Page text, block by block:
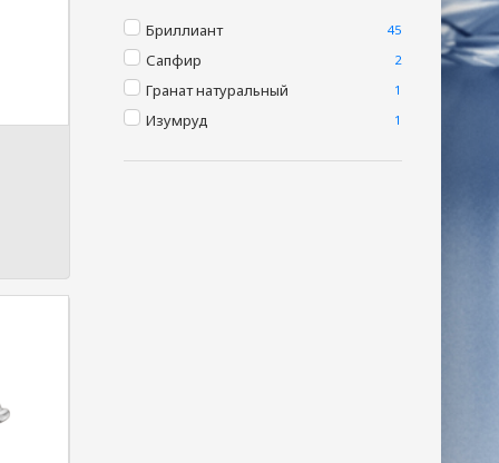
Бриллиант 45
Сапфир 2
Гранат натуральный 1
Изумруд 1